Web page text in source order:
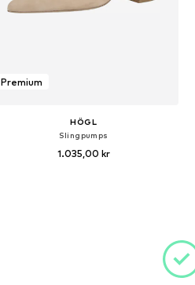
Premium
HÖGL
Slingpumps
1.035,00 kr